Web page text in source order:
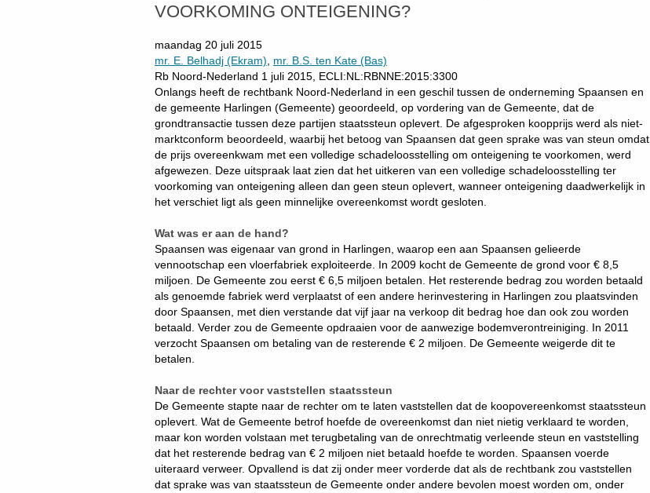
VOORKOMING ONTEIGENING?
maandag 20 juli 2015
mr. E. Belhadj (Ekram)
mr. B.S. ten Kate (Bas)
Rb Noord-Nederland 1 juli 2015, ECLI:NL:RBNNE:2015:3300
Onlangs heeft de rechtbank Noord-Nederland in een geschil tussen de onderneming Spaansen en
de gemeente Harlingen (Gemeente) geoordeeld, op vordering van de Gemeente, dat de
grondtransactie tussen deze partijen staatssteun oplevert. De afgesproken koopprijs werd als niet-
marktconform beoordeeld, waarbij het betoog van Spaansen dat geen sprake was van steun omdat
de prijs overeenkwam met een volledige schadeloosstelling om onteigening te voorkomen, werd
afgewezen. Deze uitspraak laat zien dat het uitkeren van een volledige schadeloosstelling ter
voorkoming van onteigening alleen dan geen steun oplevert, wanneer onteigening daadwerkelijk in
het verschiet ligt als geen minnelijke overeenkomst wordt gesloten.
Wat was er aan de hand?
Spaansen was eigenaar van grond in Harlingen, waarop een aan Spaansen gelieerde
vennootschap een vloerfabriek exploiteerde. In 2009 kocht de Gemeente de grond voor € 8,5
miljoen. De Gemeente zou eerst € 6,5 miljoen betalen. Het resterende bedrag zou worden betaald
als genoemde fabriek werd verplaatst of een andere herinvestering in Harlingen zou plaatsvinden
door Spaansen, met dien verstande dat vijf jaar na verkoop dit bedrag hoe dan ook zou worden
betaald. Verder zou de Gemeente opdraaien voor de aanwezige bodemverontreiniging. In 2011
verzocht Spaansen om betaling van de resterende € 2 miljoen. De Gemeente weigerde dit te
betalen.
Naar de rechter voor vaststellen staatssteun
De Gemeente stapte naar de rechter om te laten vaststellen dat de koopovereenkomst staatssteun
oplevert. Wat de Gemeente betrof hoefde de overeenkomst dan niet nietig verklaard te worden,
maar kon worden volstaan met terugbetaling van de onrechtmatig verleende steun en vaststelling
dat het resterende bedrag van € 2 miljoen niet betaald hoefde te worden. Spaansen voerde
uiteraard verweer. Opvallend is dat zij onder meer vorderde dat als de rechtbank zou vaststellen
dat sprake was van staatssteun de Gemeente onder andere bevolen moest worden om, onder